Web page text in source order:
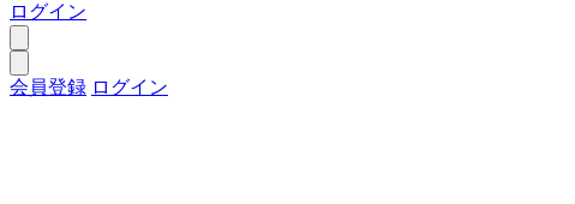
ログイン
会員登録 ログイン